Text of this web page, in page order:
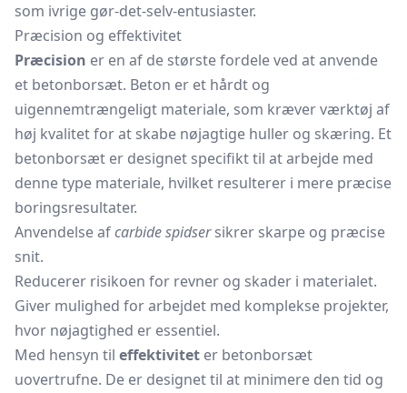
som ivrige gør-det-selv-entusiaster.
Præcision og effektivitet
Præcision er en af de største fordele ved at anvende
et betonborsæt. Beton er et hårdt og
uigennemtrængeligt materiale, som kræver værktøj af
høj kvalitet for at skabe nøjagtige huller og skæring. Et
betonborsæt er designet specifikt til at arbejde med
denne type materiale, hvilket resulterer i mere præcise
boringsresultater.
Anvendelse afcarbide spidsersikrer skarpe og præcise
snit.
Reducerer risikoen for revner og skader i materialet.
Giver mulighed for arbejdet med komplekse projekter,
hvor nøjagtighed er essentiel.
Med hensyn til effektivitet er betonborsæt
uovertrufne. De er designet til at minimere den tid og